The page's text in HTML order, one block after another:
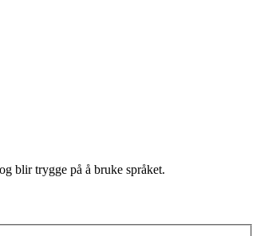
blir trygge på å bruke språket.